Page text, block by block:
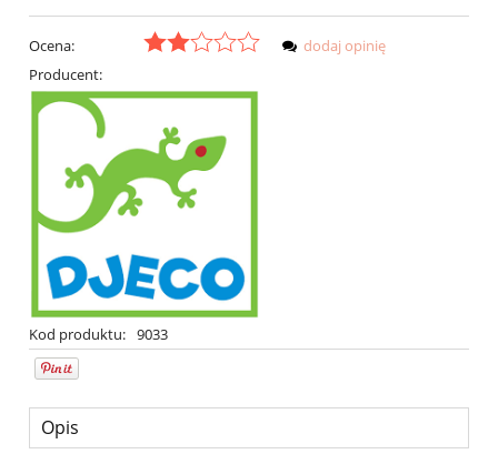
Ocena:
Producent:
Kod produktu: 9033
dodaj opinię
Opis